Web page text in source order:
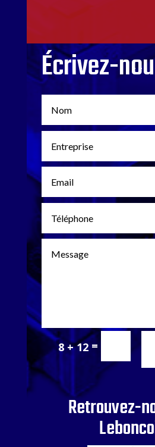
Écrivez-
8 + 12 =
Retrouvez-